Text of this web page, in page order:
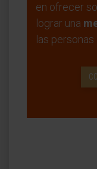
en ofrecer
lograr una
las